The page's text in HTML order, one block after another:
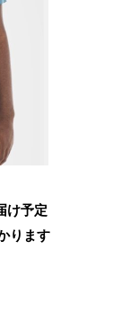
け予定
ります